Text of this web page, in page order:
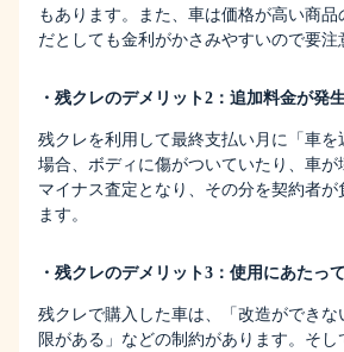
もあります。また、車は価格が高い商品
だとしても金利がかさみやすいので要注
・残クレのデメリット2：追加料金が発
残クレを利用して最終支払い月に「車
場合、ボディに傷がついていたり、車が
マイナス査定となり、その分を契約者が
ます。
・残クレのデメリット3：使用にあたっ
残クレで購入した車は、「改造ができな
限がある」などの制約があります。そ